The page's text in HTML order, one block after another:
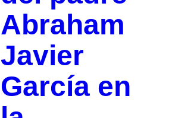
Abraham
Javier
García en